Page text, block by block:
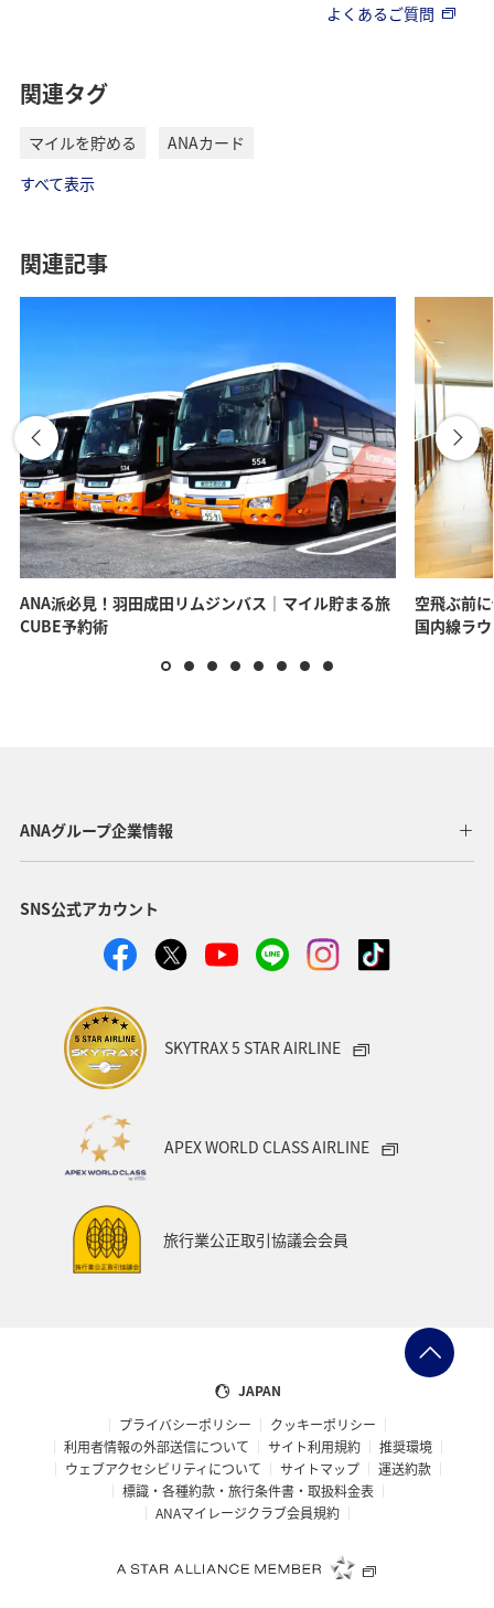
よくあるご質問
関連タグ
マイルを貯める
ANAカード
すべて表示
関連記事
ANA派必見！羽田成田リムジンバス｜マイル貯まる旅
CUBE予約術
空飛ぶ前
国内線ラ
ANAグループ企業情報
SNS公式アカウント
SKYTRAX 5 STAR AIRLINE
APEX WORLD CLASS AIRLINE
旅行業公正取引協議会会員
JAPAN
プライバシーポリシー
クッキーポリシー
利用者情報の外部送信について
サイト利用規約
推奨環境
ウェブアクセシビリティについて
サイトマップ
運送約款
標識・各種約款・旅行条件書・取扱料金表
ANAマイレージクラブ会員規約